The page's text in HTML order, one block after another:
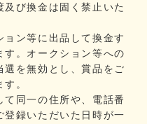
び換金は固く禁止いた
ン等に出品して換金す
す。オークション等への
選を無効とし、賞品をご
。
同一の住所や、電話番
録いただいた日時が一